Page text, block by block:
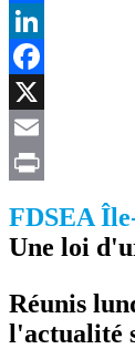
Share
LinkedIn
Facebook
X
Email
FDSEA
Une loi
Réunis
l'actualité